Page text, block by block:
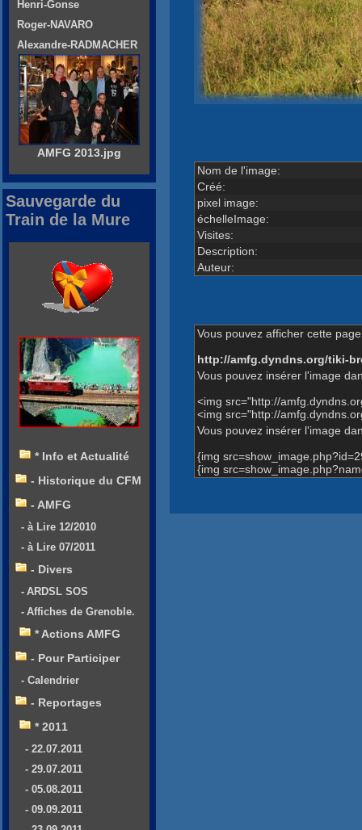
Nom de l'image:
Créé:
pixel image:
échelleImage:
Visites:
Description:
Auteur:
Vous pouvez afficher cette
http://amfg.dyndns.org/tiki-
Vous pouvez insérer l'image
<img src="http://
<img src="http://
Vous pouvez insérer l'image
{img
{img
Henri-Gonse
Roger-NAVARO
Alexandre-RADMACHER
AMFG 2013.jpg
Sauvegarde du
Train de la Mure
* Info et Actualité
- Historique du CFM
- AMFG
- à Lire 12/2010
- à Lire 07/2011
- Divers
- ARDSL SOS
- Affiches de Grenoble.
* Actions AMFG
- Pour Participer
- Calendrier
- Reportages
* 2011
- 22.07.2011
- 29.07.2011
- 05.08.2011
- 09.09.2011